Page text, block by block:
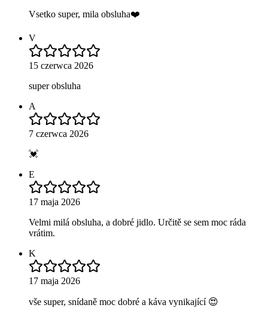
Vsetko super, mila obsluha❤️
V
15 czerwca 2026
super obsluha
A
7 czerwca 2026
💓
E
17 maja 2026
Velmi milá obsluha, a dobré jidlo. Určitě se sem moc ráda
vrátim.
K
17 maja 2026
vše super, snídaně moc dobré a káva vynikající 😍